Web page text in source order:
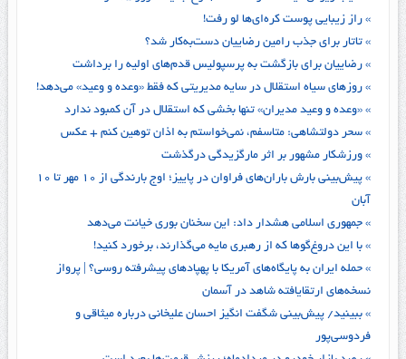
» راز زیبایی پوست کره‌ای‌ها لو رفت!
» تاتار برای جذب رامین رضاییان دست‌به‌کار شد؟
» رضاییان برای بازگشت به پرسپولیس قدم‌های اولیه را برداشت
» روزهای سیاه استقلال در سایه مدیریتی که فقط «وعده و وعید» می‌دهد!
» «وعده و وعید مدیران» تنها بخشی که استقلال در آن کمبود ندارد
» سحر دولتشاهی: متاسفم، نمی‌خواستم به اذان توهین کنم +‌ عکس
» ورزشکار مشهور بر اثر مارگزیدگی درگذشت
» پیش‌بینی بارش باران‌های فراوان در پاییز؛ اوج بارندگی از ۱۰ مهر تا ۱۰
آبان
» جمهوری اسلامی هشدار داد: این سخنان بوری خیانت می‌دهد
» با این دروغ‌گوها که از رهبری مایه می‌گذارند، برخورد کنید!
» حمله ایران به پایگاه‌های آمریکا با پهپادهای پیشرفته روسی؟ | پرواز
نسخه‌های ارتقایافته شاهد در آسمان
» ببینید/ پیش‌بینی شگفت انگیز احسان علیخانی درباره میثاقی و
فردوسی‌پور